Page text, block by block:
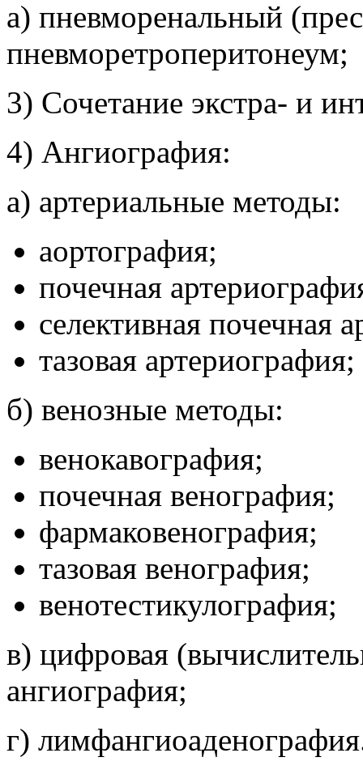
а) пневморенальный
пневморетроперитонеум;
3) Сочетание экстра- и
4) Ангиография:
а) артериальные методы:
аортография;
почечная
селективная почечная
тазовая артериография;
б) венозные методы:
венокавография;
почечная венография;
фармаковенография;
тазовая венография;
венотестикулография;
в) цифровая
ангиография;
г)